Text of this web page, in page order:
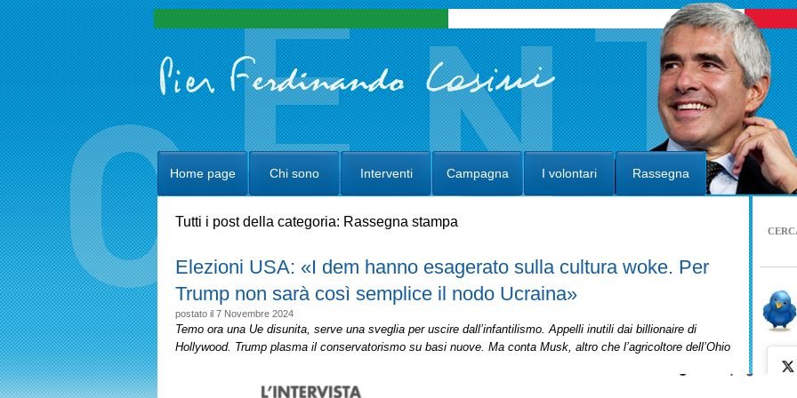
Home page Chi sono Interventi Campagna I volontari Rassegna
Tutti i post della categoria: Rassegna stampa
Elezioni USA: «I dem hanno esagerato sulla cultura woke. Per
Trump non sarà così semplice il nodo Ucraina»
postato il 7 Novembre 2024
Temo ora una Ue disunita, serve una sveglia per uscire dall’infantilismo. Appelli inutili dai billionaire di
Hollywood. Trump plasma il conservatorismo su basi nuove. Ma conta Musk, altro che l’agricoltore dell’Ohio